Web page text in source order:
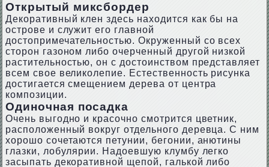
Открытый миксбордер
Декоративный клен здесь находится как бы на
острове и служит его главной
достопримечательностью. Окруженный со всех
сторон газоном либо очерченный другой низкой
растительностью, он с достоинством представляет
всем свое великолепие. Естественность рисунка
достигается смещением дерева от центра
композиции.
Одиночная посадка
Очень выгодно и красочно смотрится цветник,
расположенный вокруг отдельного деревца. С ним
хорошо сочетаются петунии, бегонии, анютины
глазки, лобулярии. Надоевшую клумбу легко
засыпать декоративной щепой, галькой либо